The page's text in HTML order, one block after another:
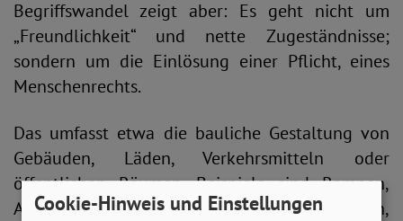
Begriffswandel zeigt aber: Es geht nicht um
„Freundlichkeit“ und nette Zugeständnisse;
sondern um die Einlösung einer Pflicht, eines
Menschenrechts.
Das umfasst etwa die bauliche Gestaltung von
Gebäuden, Läden, Verkehrsmitteln oder
öffentlichen Räumen. Beispiele sind Rampen,
Aufzüge, barrierefreie Toiletten,
Cookie-Hinweis und Einstellungen